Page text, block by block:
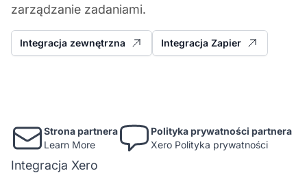
zarządzanie zadaniami.
Integracja zewnętrzna Integracja Zapier
Strona partnera
Learn More
Polityka prywatności partnera
Xero Polityka prywatności
Integracja Xero